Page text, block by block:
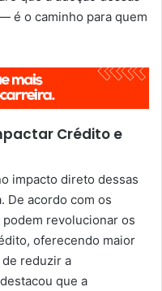
é o caminho para quem
Crédito e
impacto direto dessas
De acordo com os
podem revolucionar os
oferecendo maior
reduzir a
que a